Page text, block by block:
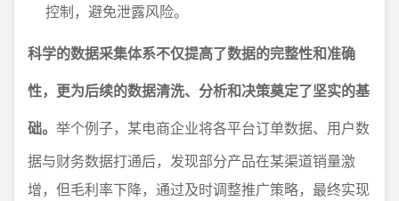
控制，避免泄露风险。
科学的数据采集体系不仅提高了数据的完整性和准确
性，更为后续的数据清洗、分析和决策奠定了坚实的基
础。 举个例子，某电商企业将各平台订单数据、用户数
据与财务数据打通后，发现部分产品在某渠道销量激
增，但毛利率下降，通过及时调整推广策略，最终实现